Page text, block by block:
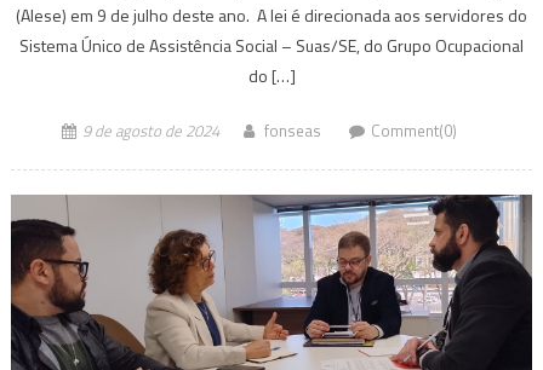
(Alese) em 9 de julho deste ano. A lei é direcionada aos servidores do
Sistema Único de Assistência Social – Suas/SE, do Grupo Ocupacional
do […]
9 de agosto de 2024 fonseas Comment(0)